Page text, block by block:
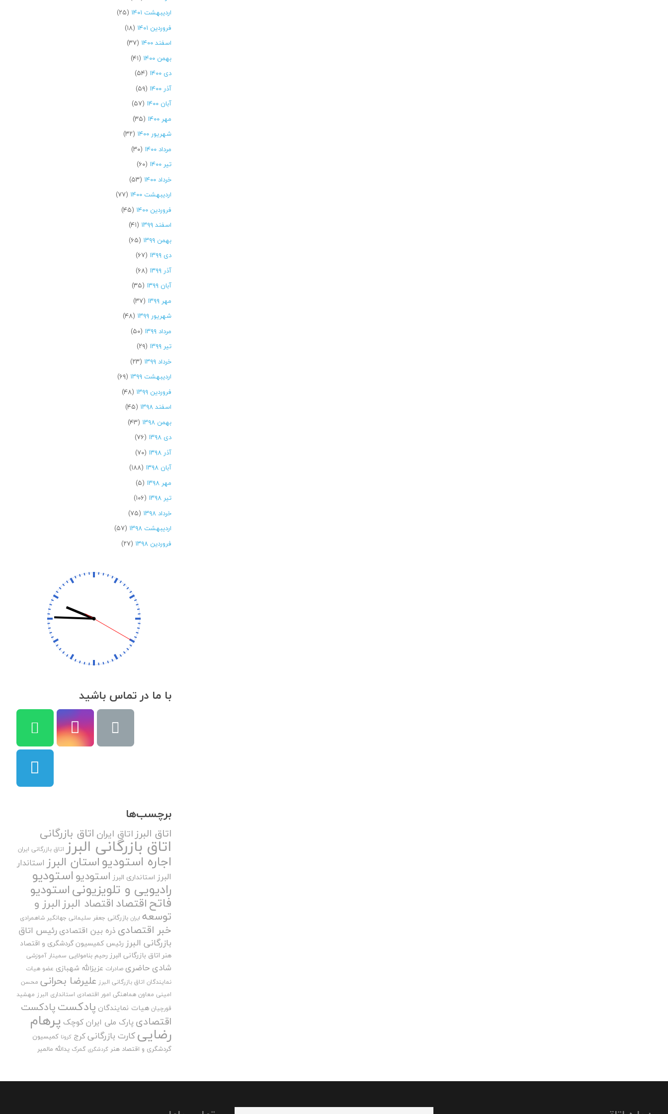
اردیبهشت ۱۴۰۱
(۲۵)
فروردین ۱۴۰۱
(۱۸)
اسفند ۱۴۰۰
(۳۷)
بهمن ۱۴۰۰
(۴۱)
دی ۱۴۰۰
(۵۴)
آذر ۱۴۰۰
(۵۹)
آبان ۱۴۰۰
(۵۷)
مهر ۱۴۰۰
(۳۵)
شهریور ۱۴۰۰
(۳۲)
مرداد ۱۴۰۰
(۳۰)
تیر ۱۴۰۰
(۶۰)
خرداد ۱۴۰۰
(۵۳)
اردیبهشت ۱۴۰۰
(۷۷)
فروردین ۱۴۰۰
(۴۵)
اسفند ۱۳۹۹
(۴۱)
بهمن ۱۳۹۹
(۶۵)
دی ۱۳۹۹
(۶۷)
آذر ۱۳۹۹
(۶۸)
آبان ۱۳۹۹
(۳۵)
مهر ۱۳۹۹
(۳۷)
شهریور ۱۳۹۹
(۴۸)
مرداد ۱۳۹۹
(۵۰)
تیر ۱۳۹۹
(۲۹)
خرداد ۱۳۹۹
(۲۳)
اردیبهشت ۱۳۹۹
(۶۹)
فروردین ۱۳۹۹
(۴۸)
اسفند ۱۳۹۸
(۴۵)
بهمن ۱۳۹۸
(۴۳)
دی ۱۳۹۸
(۷۶)
آذر ۱۳۹۸
(۷۰)
آبان ۱۳۹۸
(۱۸۸)
مهر ۱۳۹۸
(۵)
تیر ۱۳۹۸
(۱۰۶)
خرداد ۱۳۹۸
(۷۵)
اردیبهشت ۱۳۹۸
(۵۷)
فروردین ۱۳۹۸
(۲۷)
با ما در تماس باشید
برچسب‌ها
اتاق البرزاتاق ایران اتاق بازرگانی
اتاق بازرگانی البرز اتاق بازرگانی ایران
اجاره استودیواستان البرز استاندار
البرز استانداری البرز استودیواستودیو
رادیویی و تلویزیونیاستودیو
فاتحاقتصاداقتصاد البرزالبرز و
توسعه ایران بازرگانی جعفر سلیمانی جهانگیر شاهمرادی
خبر اقتصادی ذره بین اقتصادی رئیس اتاق
بازرگانی البرز رئیس کمیسیون گردشگری و اقتصاد
هنر اتاق بازرگانی البرز رحیم بنامولایی سمینار آموزشی
شادی حاضری صادرات عزیزالله شهبازی عضو هیات
نمایندگان اتاق بازرگانی البرز علیرضا بحرانی محسن
امینی معاون هماهنگی امور اقتصادی استانداری البرز مهشید
قورچیان هیات نمایندگان پادکستپادکست
اقتصادی پارک ملی ایران کوچک پرهام
رضاییکارت بازرگانیکرج کرونا کمیسیون
گردشگری و اقتصاد هنر گردشگری گمرک یدالله مالمیر